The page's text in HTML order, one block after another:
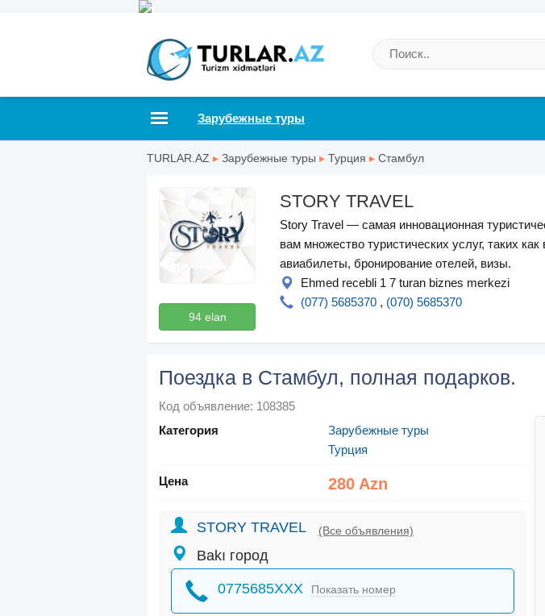
Зарубежные туры
TURLAR.AZ ▸ Зарубежные туры ▸ Турция ▸ Стамбул
94 elan
STORY TRAVEL
Story Travel — самая инновационная
вам множество туристических услуг, таких
авиабилеты, бронирование отелей, визы.
Ehmed recebli 1 7 turan biznes merkezi
(077) 5685370 , (070) 5685370
Поездка в Стамбул, полная подарков.
Код объявление: 108385
Категория
Зарубежные туры
Турция
Цена 280 Azn
STORY TRAVEL (Все объявления)
Bakı город
0775685XXX Показать номер